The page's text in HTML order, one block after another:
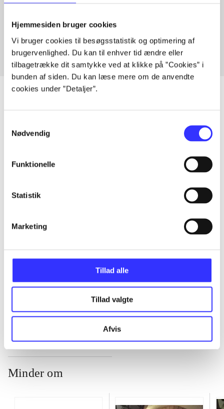
Hjemmesiden bruger cookies
Vi bruger cookies til besøgsstatistik og optimering af
brugervenlighed. Du kan til enhver tid ændre eller
tilbagetrække dit samtykke ved at klikke på ”Cookies” i
bunden af siden. Du kan læse mere om de anvendte
cookies under ”Detaljer”.
Nødvendig
Funktionelle
Statistik
Marketing
Tillad alle
Tillad valgte
Afvis
Fra
Alle registrerede artikler fordelt på udgivelser
...
...
Minder om